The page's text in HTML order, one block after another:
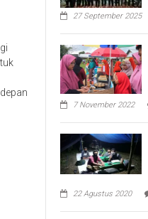
27 September 2025
7 November 2022
22 Agustus 2020